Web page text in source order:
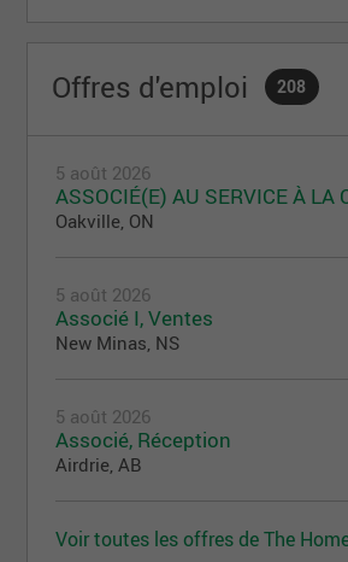
La Fondation Home Depot Canada
2008 pour renforcer l’engagement
Fondation s’engage à contribuer à
l’itinérance chez les jeunes.
Offres d'emploi 208
5 août 2026
ASSOCIÉ(E) AU SERVICE À LA
Oakville, ON
5 août 2026
Associé I, Ventes
New Minas, NS
5 août 2026
Associé, Réception
Airdrie, AB
Voir toutes les offres de The